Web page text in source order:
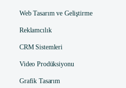
Web Tasarım ve Geliştirme
Reklamcılık
CRM Sistemleri
Video Prodüksiyonu
Grafik Tasarım